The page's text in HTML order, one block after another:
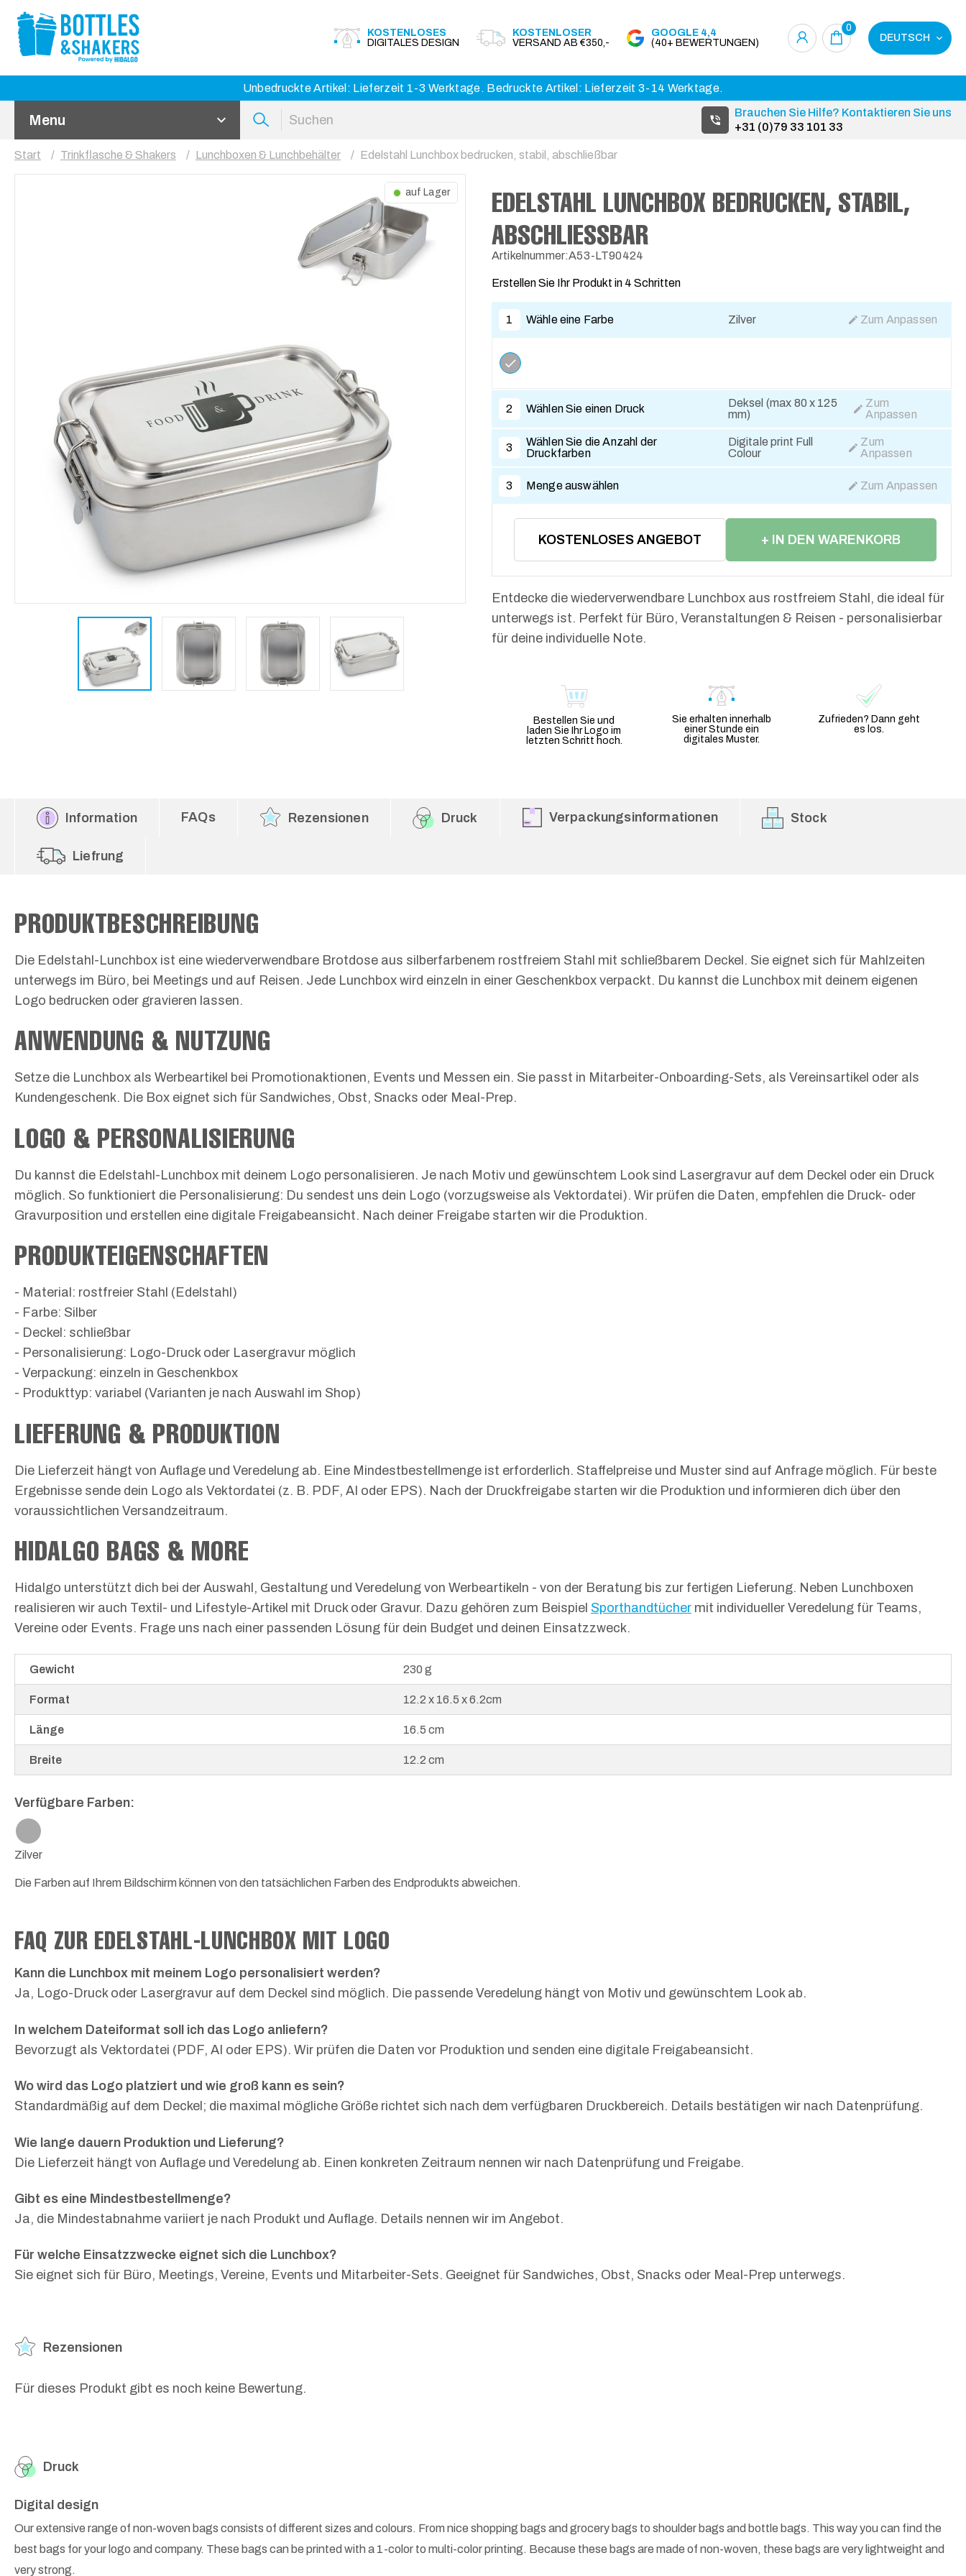
KOSTENLOSES
DIGITALES DESIGN
KOSTENLOSER
VERSAND AB €350,-
GOOGLE 4,4
(40+ BEWERTUNGEN)
0
DEUTSCH
Unbedruckte Artikel: Lieferzeit 1-3 Werktage. Bedruckte Artikel: Lieferzeit 3-14 Werktage.
Menu
Brauchen Sie Hilfe? Kontaktieren Sie uns
+31 (0)79 33 101 33
Start Trinkflasche & Shakers Lunchboxen & Lunchbehälter Edelstahl Lunchbox bedrucken, stabil, abschließbar
auf Lager
EDELSTAHL LUNCHBOX BEDRUCKEN, STABIL,
ABSCHLIESSBAR
Artikelnummer:A53-LT90424
Erstellen Sie Ihr Produkt in 4 Schritten
1 Wähle eine Farbe Zilver Zum Anpassen
2 Wählen Sie einen Druck
Deksel (max 80 x 125
mm)
Zum
Anpassen
3
Wählen Sie die Anzahl der
Druckfarben
Digitale print Full
Colour
Zum
Anpassen
3 Menge auswählen Zum Anpassen
KOSTENLOSES ANGEBOT + IN DEN WARENKORB
Entdecke die wiederverwendbare Lunchbox aus rostfreiem Stahl, die ideal für
unterwegs ist. Perfekt für Büro, Veranstaltungen & Reisen - personalisierbar
für deine individuelle Note.
Bestellen Sie und
laden Sie Ihr Logo im
letzten Schritt hoch.
Sie erhalten innerhalb
einer Stunde ein
digitales Muster.
Zufrieden? Dann geht
es los.
Information FAQs Rezensionen Druck Verpackungsinformationen Stock
Liefrung
PRODUKTBESCHREIBUNG
Die Edelstahl-Lunchbox ist eine wiederverwendbare Brotdose aus silberfarbenem rostfreiem Stahl mit schließbarem Deckel. Sie eignet sich für Mahlzeiten
unterwegs im Büro, bei Meetings und auf Reisen. Jede Lunchbox wird einzeln in einer Geschenkbox verpackt. Du kannst die Lunchbox mit deinem eigenen
Logo bedrucken oder gravieren lassen.
ANWENDUNG & NUTZUNG
Setze die Lunchbox als Werbeartikel bei Promotionaktionen, Events und Messen ein. Sie passt in Mitarbeiter-Onboarding-Sets, als Vereinsartikel oder als
Kundengeschenk. Die Box eignet sich für Sandwiches, Obst, Snacks oder Meal-Prep.
LOGO & PERSONALISIERUNG
Du kannst die Edelstahl-Lunchbox mit deinem Logo personalisieren. Je nach Motiv und gewünschtem Look sind Lasergravur auf dem Deckel oder ein Druck
möglich. So funktioniert die Personalisierung: Du sendest uns dein Logo (vorzugsweise als Vektordatei). Wir prüfen die Daten, empfehlen die Druck- oder
Gravurposition und erstellen eine digitale Freigabeansicht. Nach deiner Freigabe starten wir die Produktion.
PRODUKTEIGENSCHAFTEN
- Material: rostfreier Stahl (Edelstahl)
- Farbe: Silber
- Deckel: schließbar
- Personalisierung: Logo-Druck oder Lasergravur möglich
- Verpackung: einzeln in Geschenkbox
- Produkttyp: variabel (Varianten je nach Auswahl im Shop)
LIEFERUNG & PRODUKTION
Die Lieferzeit hängt von Auflage und Veredelung ab. Eine Mindestbestellmenge ist erforderlich. Staffelpreise und Muster sind auf Anfrage möglich. Für beste
Ergebnisse sende dein Logo als Vektordatei (z. B. PDF, AI oder EPS). Nach der Druckfreigabe starten wir die Produktion und informieren dich über den
voraussichtlichen Versandzeitraum.
HIDALGO BAGS & MORE
Hidalgo unterstützt dich bei der Auswahl, Gestaltung und Veredelung von Werbeartikeln - von der Beratung bis zur fertigen Lieferung. Neben Lunchboxen
realisieren wir auch Textil- und Lifestyle-Artikel mit Druck oder Gravur. Dazu gehören zum Beispiel Sporthandtücher mit individueller Veredelung für Teams,
Vereine oder Events. Frage uns nach einer passenden Lösung für dein Budget und deinen Einsatzzweck.
Gewicht 230 g
Format 12.2 x 16.5 x 6.2cm
Länge 16.5 cm
Breite 12.2 cm
Verfügbare Farben:
Zilver
Die Farben auf Ihrem Bildschirm können von den tatsächlichen Farben des Endprodukts abweichen.
FAQ ZUR EDELSTAHL-LUNCHBOX MIT LOGO
Kann die Lunchbox mit meinem Logo personalisiert werden?
Ja, Logo-Druck oder Lasergravur auf dem Deckel sind möglich. Die passende Veredelung hängt von Motiv und gewünschtem Look ab.
In welchem Dateiformat soll ich das Logo anliefern?
Bevorzugt als Vektordatei (PDF, AI oder EPS). Wir prüfen die Daten vor Produktion und senden eine digitale Freigabeansicht.
Wo wird das Logo platziert und wie groß kann es sein?
Standardmäßig auf dem Deckel; die maximal mögliche Größe richtet sich nach dem verfügbaren Druckbereich. Details bestätigen wir nach Datenprüfung.
Wie lange dauern Produktion und Lieferung?
Die Lieferzeit hängt von Auflage und Veredelung ab. Einen konkreten Zeitraum nennen wir nach Datenprüfung und Freigabe.
Gibt es eine Mindestbestellmenge?
Ja, die Mindestabnahme variiert je nach Produkt und Auflage. Details nennen wir im Angebot.
Für welche Einsatzzwecke eignet sich die Lunchbox?
Sie eignet sich für Büro, Meetings, Vereine, Events und Mitarbeiter-Sets. Geeignet für Sandwiches, Obst, Snacks oder Meal-Prep unterwegs.
Rezensionen
Für dieses Produkt gibt es noch keine Bewertung.
Druck
Digital design
Our extensive range of non-woven bags consists of different sizes and colours. From nice shopping bags and grocery bags to shoulder bags and bottle bags. This way you can find the
best bags for your logo and company. These bags can be printed with a 1-color to multi-color printing. Because these bags are made of non-woven, these bags are very lightweight and
very strong.